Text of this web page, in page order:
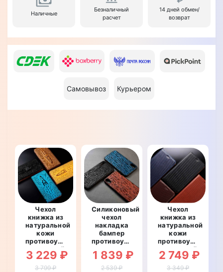
Наличные
Безналичный
расчет
14 дней обмен/
возврат
Самовывоз Курьером
Чехол
книжка из
натуральной
кожи
противоударный
магнитный
для
Ulefone S11
3 229 ₽
3 799 ₽
Силиконовый
чехол
накладка
бампер
противоударный
со
вставкой
из
1 839 ₽
2 539 ₽
Чехол
книжка из
натуральной
кожи
противоударный
магнитный
для
Ulefone S11
2 749 ₽
3 349 ₽